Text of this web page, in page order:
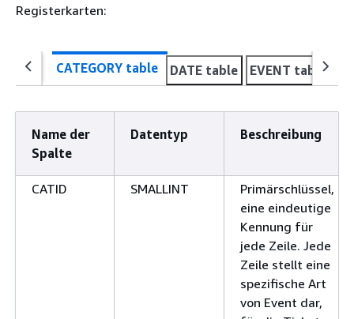
Registerkarten:
CATEGORY table DATE table EVENT table
Name der
Spalte
Datentyp Beschreibung
CATID SMALLINT
Primärschlüssel,
eine eindeutige
Kennung für
jede Zeile. Jede
Zeile stellt eine
spezifische Art
von Event dar,